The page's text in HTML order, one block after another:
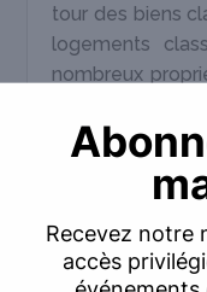
tour des biens
logements
nombreux
coûts de
la classe
maximiser
Si c’est votre
énergivore –